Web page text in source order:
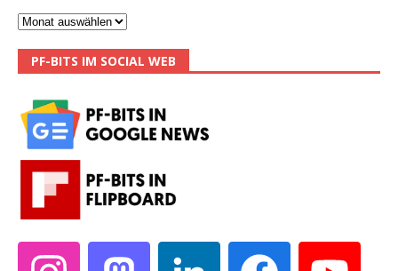
PF-BITS IM SOCIAL WEB